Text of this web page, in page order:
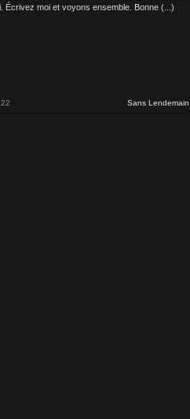
Écrivez moi et voyons ensemble. Bonne (...)
Sans Lendemain